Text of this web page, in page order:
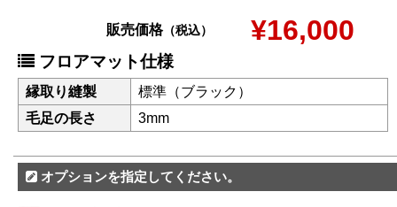
販売価格（税込） ¥16,000
フロアマット仕様
縁取り縫製
標準（ブラック）
毛足の長さ
3mm
オプションを指定してください。